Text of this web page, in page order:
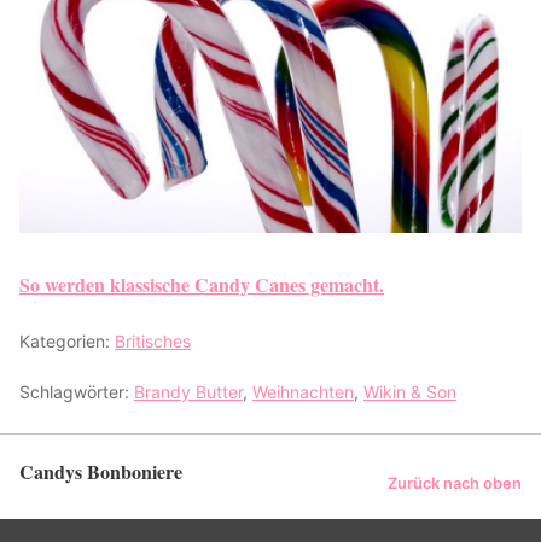
So werden klassische Candy Canes gemacht.
Kategorien: Britisches
Schlagwörter: Brandy Butter, Weihnachten, Wikin & Son
Candys Bonboniere Zurück nach oben